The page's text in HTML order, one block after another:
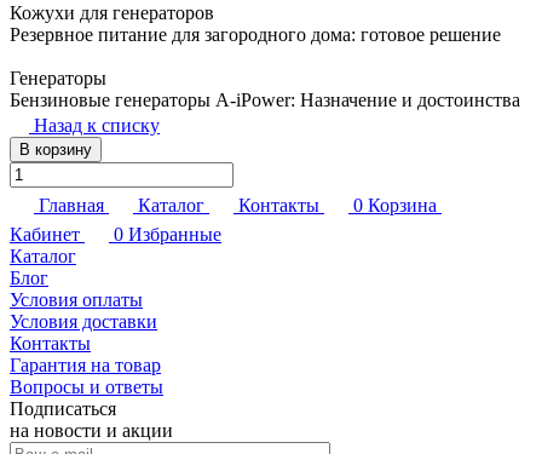
Кожухи для генераторов
Резервное питание для загородного дома: готовое решение
Генераторы
Бензиновые генераторы A-iPower: Назначение и достоинства
Назад к списку
В корзину
Главная Каталог Контакты 0 Корзина
Кабинет
0 Избранные
Каталог
Блог
Условия оплаты
Условия доставки
Контакты
Гарантия на товар
Вопросы и ответы
Подписаться
на новости и акции